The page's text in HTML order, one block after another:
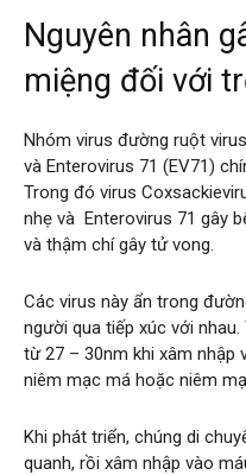
Nguyên nhân
miệng đối với
Nhóm virus đường ruột
và Enterovirus 71 (EV71)
Trong đó virus
nhẹ và Enterovirus 71 gây
và thậm chí gây tử vong.
Các virus này ẩn trong
người qua tiếp xúc với
từ 27 – 30nm khi xâm nhập
niêm mạc má hoặc niêm
Khi phát triển, chúng di
quanh, rồi xâm nhập vào